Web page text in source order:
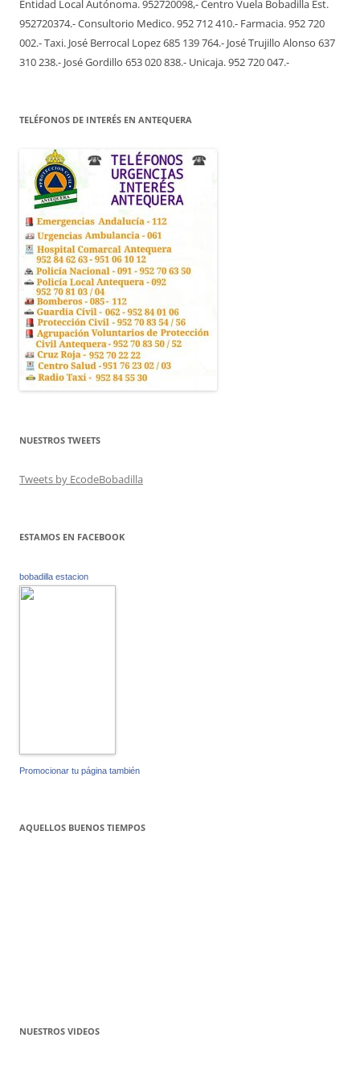
Entidad Local Autónoma. 952720098,- Centro Vuela Bobadilla Est.
952720374.- Consultorio Medico. 952 712 410.- Farmacia. 952 720
002.- Taxi. José Berrocal Lopez 685 139 764.- José Trujillo Alonso 637
310 238.- José Gordillo 653 020 838.- Unicaja. 952 720 047.-
TELÉFONOS DE INTERÉS EN ANTEQUERA
NUESTROS TWEETS
Tweets by EcodeBobadilla
ESTAMOS EN FACEBOOK
bobadilla estacion
Promocionar tu página también
AQUELLOS BUENOS TIEMPOS
NUESTROS VIDEOS